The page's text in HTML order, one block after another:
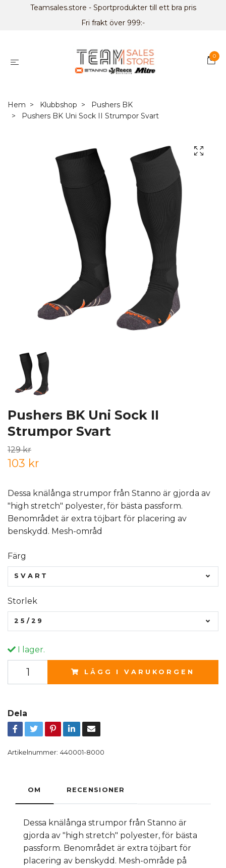
Teamsales.store - Sportprodukter till ett bra pris
Fri frakt över 999:-
0
Hem Klubbshop
Pushers BK
Pushers BK Uni Sock II Strumpor Svart
Pushers BK Uni Sock II
Strumpor Svart
129 kr
103 kr
Dessa knälånga strumpor från Stanno är gjorda av
"high stretch" polyester, för bästa passform.
Benområdet är extra töjbart för placering av
benskydd. Mesh-områd
Färg
SVART
Storlek
25/29
I lager.
LÄGG I VARUKORGEN
Dela
Artikelnummer: 440001-8000
OM RECENSIONER
Dessa knälånga strumpor från Stanno är
gjorda av "high stretch" polyester, för bästa
passform. Benområdet är extra töjbart för
placering av benskydd. Mesh-område på